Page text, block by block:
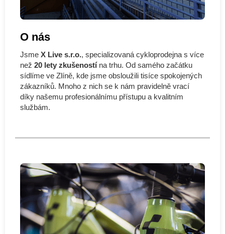
O nás
Jsme X Live s.r.o., specializovaná cykloprodejna s více
než 20 lety zkušenostína trhu. Od samého začátku
sídlíme ve Zlíně, kde jsme obsloužili tisíce spokojených
zákazníků. Mnoho z nich se k nám pravidelně vrací
díky našemu profesionálnímu přístupu a kvalitním
službám.